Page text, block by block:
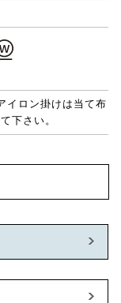
イロン掛けは当て布
下さい。